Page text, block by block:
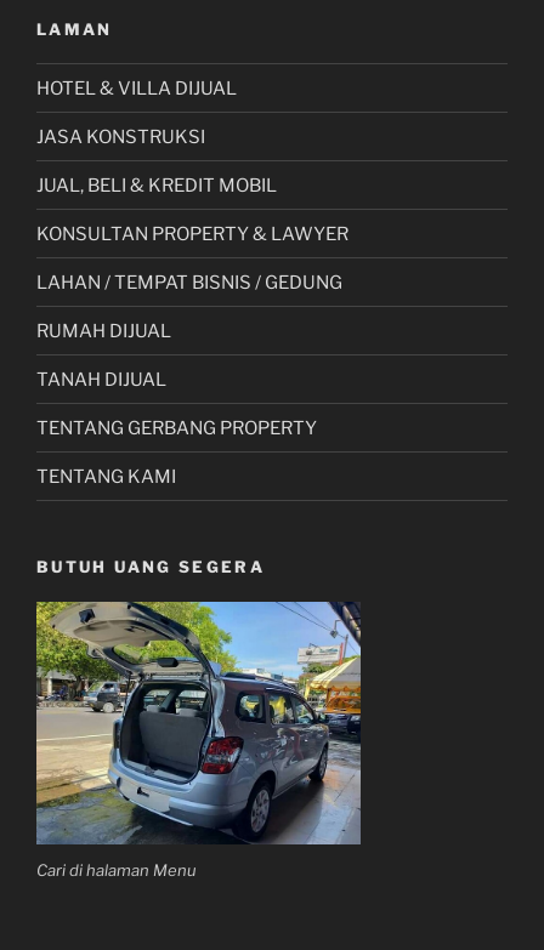
LAMAN
HOTEL & VILLA DIJUAL
JASA KONSTRUKSI
JUAL, BELI & KREDIT MOBIL
KONSULTAN PROPERTY & LAWYER
LAHAN / TEMPAT BISNIS / GEDUNG
RUMAH DIJUAL
TANAH DIJUAL
TENTANG GERBANG PROPERTY
TENTANG KAMI
BUTUH UANG SEGERA
Cari di halaman Menu